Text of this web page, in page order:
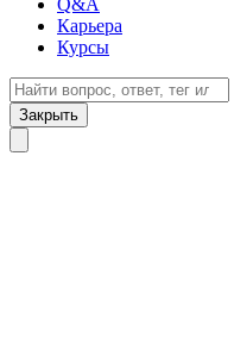
Q&A
Карьера
Курсы
Закрыть